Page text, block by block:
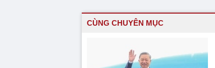
CÙNG CHUYÊN MỤC